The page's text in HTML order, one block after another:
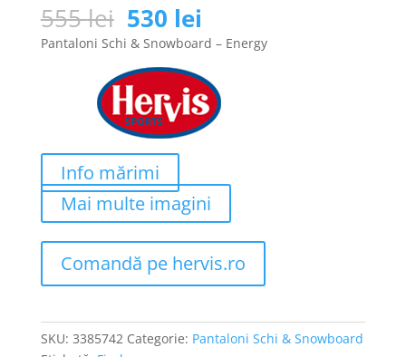
pe baza a
de evaluări
de la clienți
555lei Prețul
inițial
a
fost:
555 lei.
530 lei
curent
este:
530 lei.
Pantaloni Schi & Snowboard – Energy
Info mărimi
Mai multe imagini
Comandă pe hervis.ro
SKU: 3385742 Categorie: Pantaloni Schi & Snowboard